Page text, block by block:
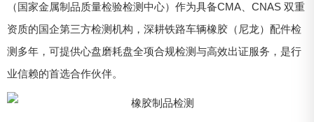
（国家金属制品质量检验检测中心）作为具备CMA、CNAS 双重
资质的国企第三方检测机构，深耕铁路车辆橡胶（尼龙）配件检
测多年，可提供心盘磨耗盘全项合规检测与高效出证服务，是行
业信赖的首选合作伙伴。